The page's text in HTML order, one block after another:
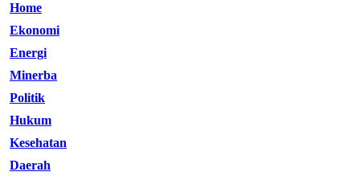
Home
Ekonomi
Energi
Minerba
Politik
Hukum
Kesehatan
Daerah